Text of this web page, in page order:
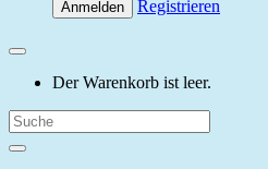
Anmelden Registrieren
Der Warenkorb ist leer.